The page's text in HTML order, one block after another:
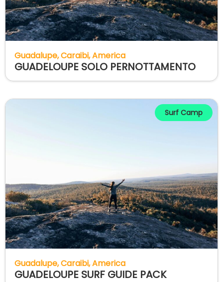
Guadalupe Caraibi America
GUADELOUPE SOLO PERNOTTAMENTO
Surf Camp
Guadalupe Caraibi America
GUADELOUPE SURF GUIDE PACK